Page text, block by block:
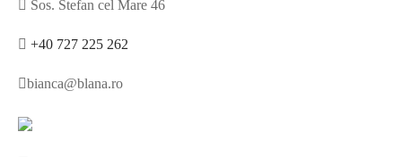
Sos. Stefan cel Mare 46
+40 727 225 262
bianca@blana.ro